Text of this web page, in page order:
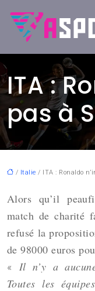
ITA :
pas à
/ Italie / ITA : Ronaldo
Alors qu’il
match de charité
refusé la
de 98000 euros
«
Il n’y a
Toutes les